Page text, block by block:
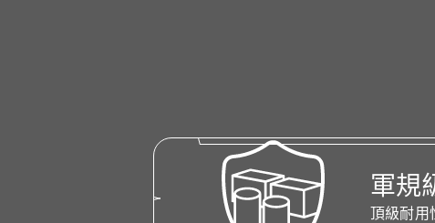
軍規
頂級耐用